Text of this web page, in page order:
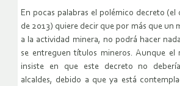
En pocas palabras el polémico decreto (el
de 2013) quiere decir que por más que un
a la actividad minera, no podrá hacer
se entreguen títulos mineros. Aunque el
insiste en que este decreto no
alcaldes, debido a que ya está